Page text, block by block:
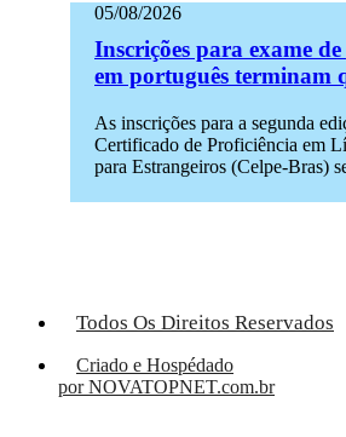
05/08/2026
Inscrições para exame
em português terminam
As inscrições para a segunda
Certificado de Proficiência em
para Estrangeiros (Celpe-Bras)
Todos Os Direitos Reservados
Criado e Hospédado
por NOVATOPNET.com.br